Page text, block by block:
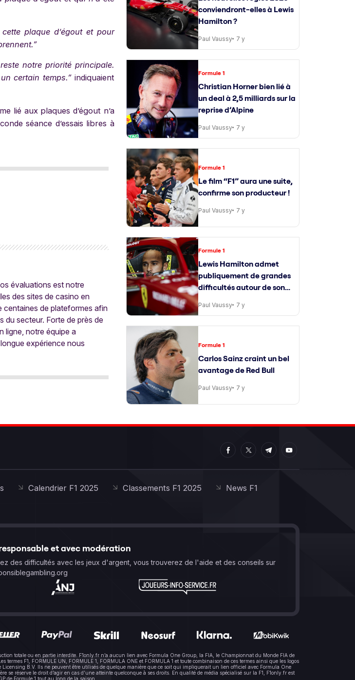
plaque d’égout et pour
notre priorité principale.
certain temps.”indiquaient
lié aux plaques d’égout n’a
séance d’essais libres à
évaluations est notre
des sites de casino en
centaines de plateformes afin
du secteur. Forte de près de
ligne, notre équipe a
expérience nous
conviendront-elles à Lewis
Hamilton ?
Paul Vaussy 7 y
Formule 1
Christian Horner bien lié à
un deal à 2,5 milliards sur la
reprise d’Alpine
Paul Vaussy 7 y
Formule 1
Le film “F1” aura une suite,
confirme son producteur !
Paul Vaussy 7 y
Formule 1
Lewis Hamilton admet
publiquement de grandes
difficultés autour de son
ingénieur de course
Paul Vaussy 7 y
Formule 1
Carlos Sainz craint un bel
avantage de Red Bull
Paul Vaussy 7 y
Calendrier F1 2025 Classements F1 2025
News F1
et avec modération
des difficultés avec les jeux d'argent, vous trouverez de l'aide et des conseils sur
totale ou en partie interdite. F1only.fr n’a aucun lien avec Formula One Group, la FIA, le Championnat du Monde FIA de
F1, FORMULE UN, FORMULE 1, FORMULA ONE et FORMULA 1 et toute combinaison de ces termes ainsi que les logos
B.V. Ils ne peuvent être utilisés de quelque manière que ce soit qui impliquerait un lien officiel avec Formula One
réserve le droit d’agir en cas d’une atteinte quelconque à ses droits. En qualité de média spécialisé sur la F1, F1only.fr est
de Formule 1 tout au long de la saison.